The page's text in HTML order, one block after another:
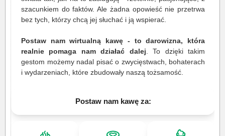
szacunkiem do faktów. Ale żadna opowieść nie przetrwa
bez tych, którzy chcą jej słuchać i ją wspierać.
Postaw nam wirtualną kawę - to darowizna, która
realnie pomaga nam działać dalej. To dzięki takim
gestom możemy nadal pisać o zwycięstwach, bohaterach
i wydarzeniach, które zbudowały naszą tożsamość.
Postaw nam kawę za: